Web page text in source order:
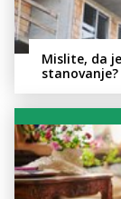
Mislite, da